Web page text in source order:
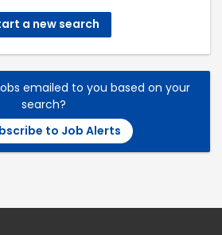
a new search
emailed to you based on your
search?
to Job Alerts